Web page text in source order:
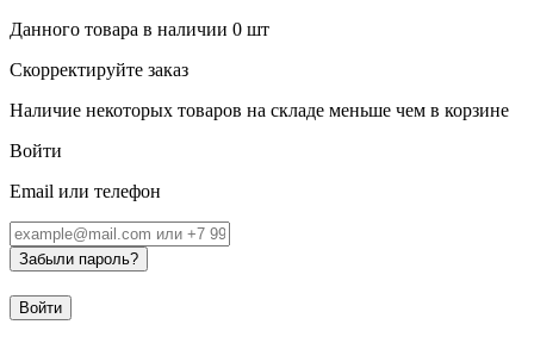
Данного товара в наличии 0 шт
Скорректируйте заказ
Наличие некоторых товаров на складе меньше чем в корзине
Войти
Email или телефон
Забыли пароль?
Войти